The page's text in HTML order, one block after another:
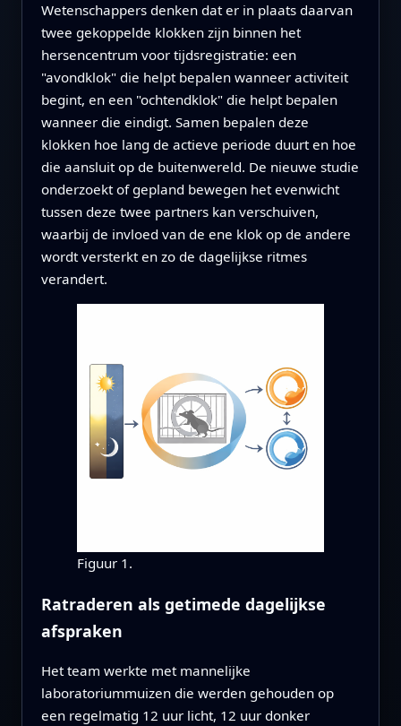
Wetenschappers denken dat er in plaats daarvan
twee gekoppelde klokken zijn binnen het
hersencentrum voor tijdsregistratie: een
"avondklok" die helpt bepalen wanneer activiteit
begint, en een "ochtendklok" die helpt bepalen
wanneer die eindigt. Samen bepalen deze
klokken hoe lang de actieve periode duurt en hoe
die aansluit op de buitenwereld. De nieuwe studie
onderzoekt of gepland bewegen het evenwicht
tussen deze twee partners kan verschuiven,
waarbij de invloed van de ene klok op de andere
wordt versterkt en zo de dagelijkse ritmes
verandert.
Figuur 1.
Ratraderen als getimede dagelijkse
afspraken
Het team werkte met mannelijke
laboratoriummuizen die werden gehouden op
een regelmatig 12 uur licht, 12 uur donker